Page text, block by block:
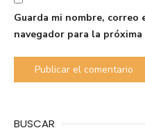
Guarda mi nombre,
navegador para la próxima
BUSCAR